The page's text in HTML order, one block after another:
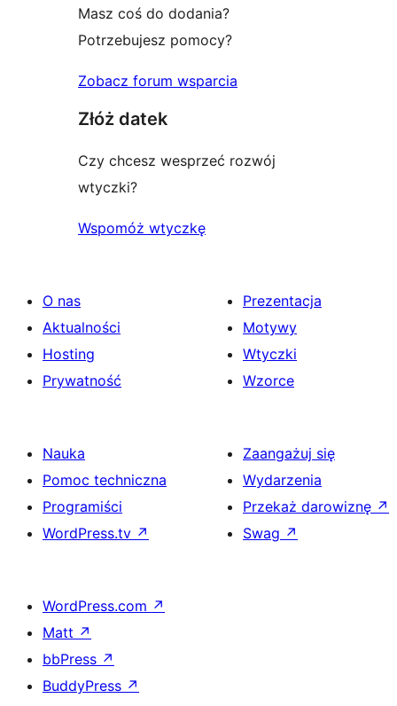
Masz coś do dodania?
Potrzebujesz pomocy?
Zobacz forum wsparcia
Złóż datek
Czy chcesz wesprzeć rozwój
wtyczki?
Wspomóż wtyczkę
O nas
Aktualności
Hosting
Prywatność
Prezentacja
Motywy
Wtyczki
Wzorce
Nauka
Pomoc techniczna
Programiści
WordPress.tv ↗
Zaangażuj się
Wydarzenia
Przekaż darowiznę ↗
Swag ↗
WordPress.com ↗
Matt ↗
bbPress ↗
BuddyPress ↗